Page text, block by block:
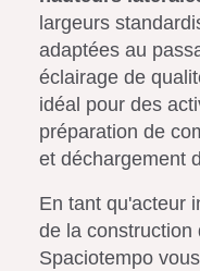
largeurs
adaptées au
éclairage de
idéal pour des
préparation de
et déchargement
En tant qu'acteur
de la construction
Spaciotempo